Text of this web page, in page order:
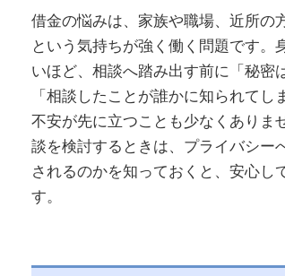
借金の悩みは、家族や職場、近所の
という気持ちが強く働く問題です。
いほど、相談へ踏み出す前に「秘密
「相談したことが誰かに知られてし
不安が先に立つことも少なくありま
談を検討するときは、プライバシー
されるのかを知っておくと、安心し
す。